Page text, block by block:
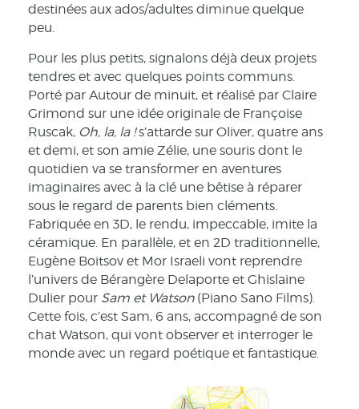
destinées aux ados/adultes diminue quelque
peu.
Pour les plus petits, signalons déjà deux projets
tendres et avec quelques points communs.
Porté par Autour de minuit, et réalisé par Claire
Grimond sur une idée originale de Françoise
Ruscak, Oh, la, la !s’attarde sur Oliver, quatre ans
et demi, et son amie Zélie, une souris dont le
quotidien va se transformer en aventures
imaginaires avec à la clé une bêtise à réparer
sous le regard de parents bien cléments.
Fabriquée en 3D, le rendu, impeccable, imite la
céramique. En parallèle, et en 2D traditionnelle,
Eugène Boitsov et Mor Israeli vont reprendre
l’univers de Bérangère Delaporte et Ghislaine
Dulier pour Sam et Watson(Piano Sano Films).
Cette fois, c’est Sam, 6 ans, accompagné de son
chat Watson, qui vont observer et interroger le
monde avec un regard poétique et fantastique.